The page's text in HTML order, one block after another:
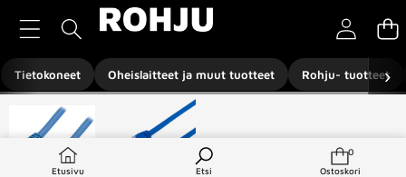
Tietokoneet Oheislaitteet ja muut tuotteet Rohju- tuotteet
›
Etusivu Etsi
0
0
Ostoskori
Siirry tuotetietoihin